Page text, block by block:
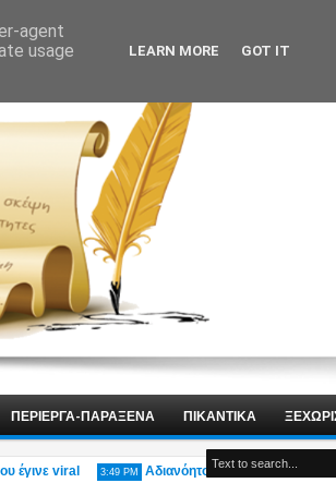
ΠΕΡΙΕΡΓΑ-ΠΑΡΑΞΕΝΑ ΠΙΚΑΝΤΙΚΑ
viral 3:49 PM Αδιανόητο: Η υπουργός
agent
usage
LEARN MORE GOT IT